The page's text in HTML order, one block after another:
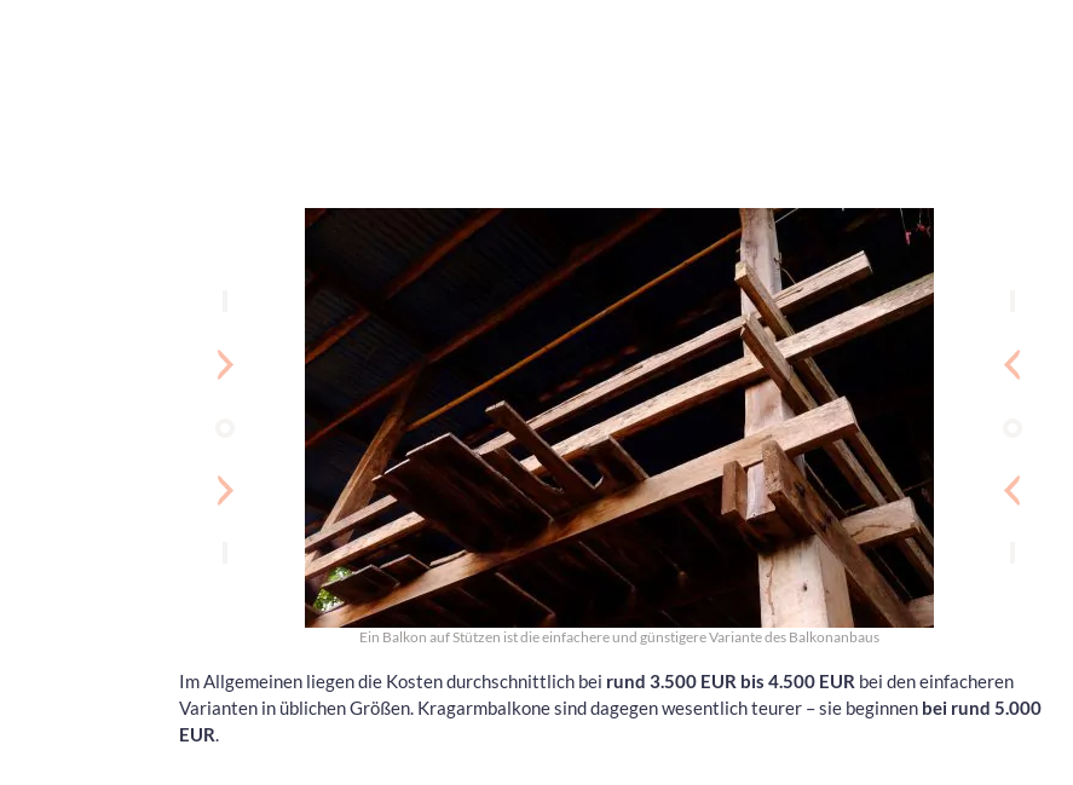
Ein Balkon auf Stützen ist die einfachere und günstigere Variante des Balkonanbaus
Im Allgemeinen liegen die Kosten durchschnittlich bei rund 3.500 EUR bis 4.500 EUR bei den einfacheren
Varianten in üblichen Größen. Kragarmbalkone sind dagegen wesentlich teurer – sie beginnen bei rund 5.000
EUR.